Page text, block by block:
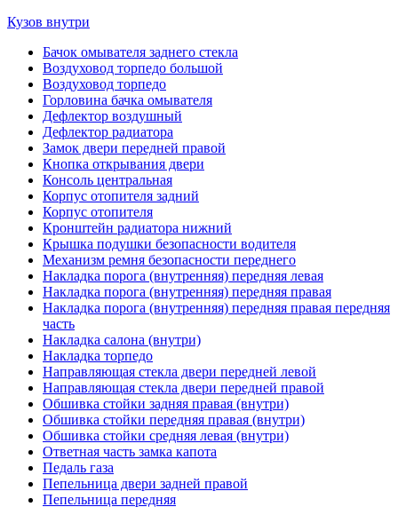
Кузов внутри
Бачок омывателя заднего стекла
Воздуховод торпедо большой
Воздуховод торпедо
Горловина бачка омывателя
Дефлектор воздушный
Дефлектор радиатора
Замок двери передней правой
Кнопка открывания двери
Консоль центральная
Корпус отопителя задний
Корпус отопителя
Кронштейн радиатора нижний
Крышка подушки безопасности водителя
Механизм ремня безопасности переднего
Накладка порога (внутренняя) передняя левая
Накладка порога (внутренняя) передняя правая
Накладка порога (внутренняя) передняя правая передняя
часть
Накладка салона (внутри)
Накладка торпедо
Направляющая стекла двери передней левой
Направляющая стекла двери передней правой
Обшивка стойки задняя правая (внутри)
Обшивка стойки передняя правая (внутри)
Обшивка стойки средняя левая (внутри)
Ответная часть замка капота
Педаль газа
Пепельница двери задней правой
Пепельница передняя